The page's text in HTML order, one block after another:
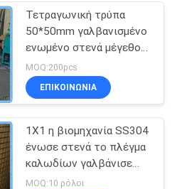
Τετραγωνική τρύπα
50*50mm γαλβανισμένο
ενωμένο στενά μέγεθος
φύλλων 4.2*0.8 Μ
πλέγματος
MOQ:200pcs
ΕΠΙΚΟΙΝΩΝΊΑ
1X1 η βιομηχανία SS304
ένωσε στενά το πλέγμα
καλωδίων γαλβάνισε
τελειωμένο Eco φιλικό
MOQ:10 ρόλοι